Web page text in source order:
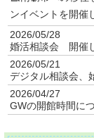
ンイベントを開催
2026/05/28
婚活相談会 開催
2026/05/21
デジタル相談会、
2026/04/27
GWの開館時間に